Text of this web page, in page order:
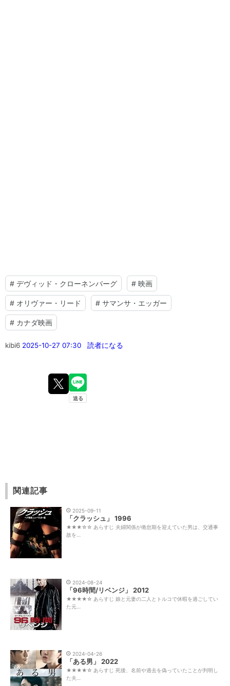
# デヴィッド・クローネンバーグ # 映画
# オリヴァー・リード # サマンサ・エッガー
# カナダ映画
kibi6 2025-10-27 07:30 読者になる
関連記事
2025-09-11
「クラッシュ」 1996
★★★☆☆ あらすじ 夫婦関係が倦怠期を迎えていた男は、交通事
故を…
2024-08-24
「96時間/リベンジ」 2012
★★★★☆ あらすじ 娘と元妻の二人とトルコで休暇を過ごしてい
た元…
2024-04-26
「ある男」 2022
★★★★☆ あらすじ 死後、名前や過去を偽っていたことが判明し
た夫…